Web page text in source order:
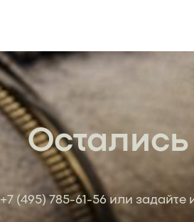
+7 (495) 785-61-56или задайте